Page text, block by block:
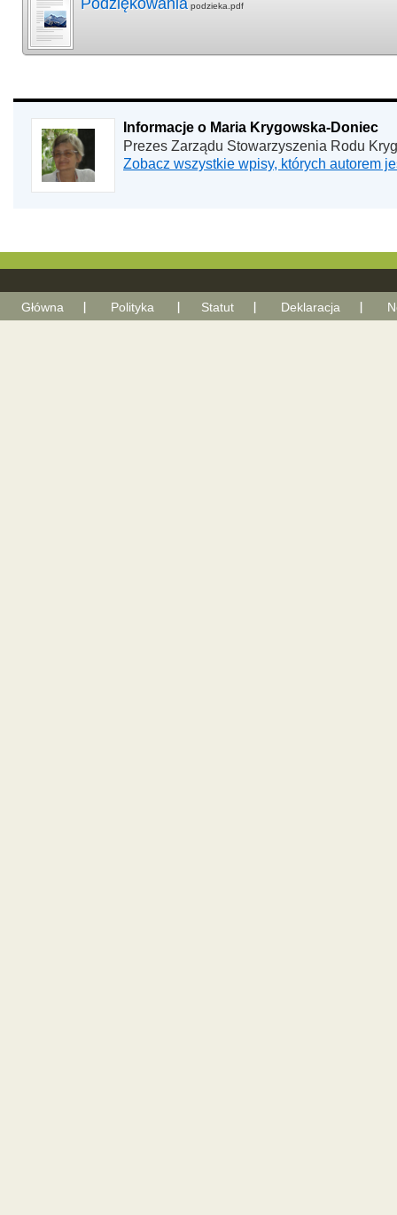
Podziękowania podzieka.pdf
Informacje o Maria Krygowska-Doniec
Prezes Zarządu Stowarzyszenia Rodu
Zobacz wszystkie wpisy, których autorem
Główna Polityka Statut Deklaracja With